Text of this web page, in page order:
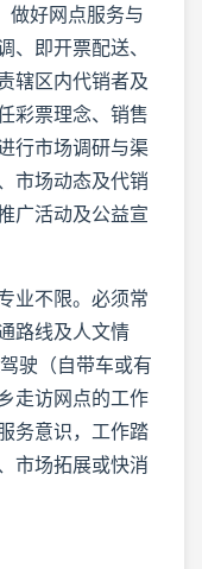
做好网点服务与
、即开票配送、
辖区内代销者及
彩票理念、销售
行市场调研与渠
市场动态及代销
广活动及公益宣
业不限。必须常
路线及人文情
驶（自带车或有
走访网点的工作
务意识，工作踏
市场拓展或快消